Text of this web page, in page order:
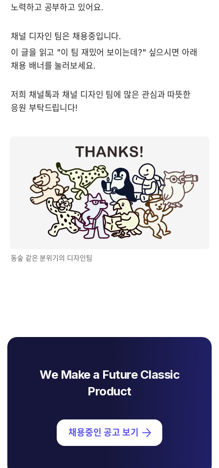
노력하고 공부하고 있어요.
채널 디자인 팀은 채용중입니다.
이 글을 읽고 "이 팀 재밌어 보이는데?" 싶으시면 아래
채용 배너를 눌러보세요.
저희 채널톡과 채널 디자인 팀에 많은 관심과 따뜻한
응원 부탁드립니다!
동숲 같은 분위기의 디자인팀
We Make a Future Classic
Product
채용중인 공고 보기